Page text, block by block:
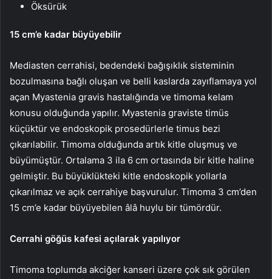
Öksürük
15 cm’e kadar büyüyebilir
Mediasten cerrahisi, bedendeki bağışıklık sisteminin
bozulmasına bağlı oluşan ve belli kaslarda zayıflamaya yol
açan Myastenia gravis hastalığında ve timoma kelam
konusu olduğunda yapılır. Myastenia graviste timüs
küçüktür ve endoskopik prosedürlerle timus bezi
çıkarılabilir. Timoma olduğunda artık kitle oluşmuş ve
büyümüştür. Ortalama 3 ila 6 cm ortasında bir kitle haline
gelmiştir. Bu büyüklükteki kitle endoskopik yollarla
çıkarılmaz ve açık cerrahiye başvurulur. Timoma 3 cm’den
15 cm’e kadar büyüyebilen âlâ huylu bir tümördür.
Cerrahi göğüs kafesi açılarak yapılıyor
Timoma toplumda akciğer kanseri üzere çok sık görülen